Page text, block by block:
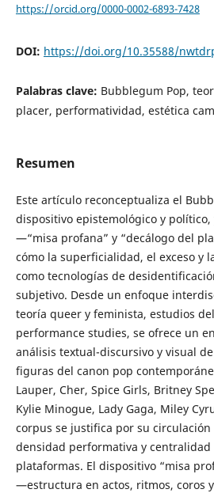
https://orcid.org/0000-0002-6893-7428
DOI: https://doi.org/10.35588/
Palabras clave: Bubblegum Pop,
placer, performatividad, estética
Resumen
Este artículo reconceptualiza el
dispositivo epistemológico y
—“misa profana” y “decálogo del
cómo la superficialidad, el exceso y
como tecnologías de
subjetivo. Desde un enfoque
teoría queer y feminista, estudios
performance studies, se ofrece un
análisis textual-discursivo y visual
figuras del canon pop
Lauper, Cher, Spice Girls, Britney
Kylie Minogue, Lady Gaga, Miley
corpus se justifica por su
densidad performativa y
plataformas. El dispositivo “misa
—estructura en actos, ritmos, coros